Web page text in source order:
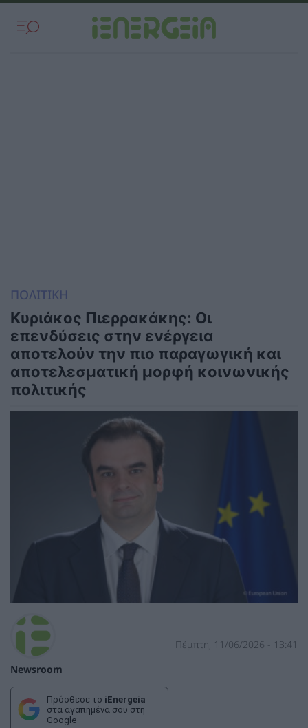
ΠΟΛΙΤΙΚΗ
Κυριάκος Πιερρακάκης: Οι
επενδύσεις στην ενέργεια
αποτελούν την πιο παραγωγική και
αποτελεσματική μορφή κοινωνικής
πολιτικής
Newsroom
Πέμπτη, 11/06/2026 - 13:41
Πρόσθεσε το iEnergeia
στα αγαπημένα σου στη
Google